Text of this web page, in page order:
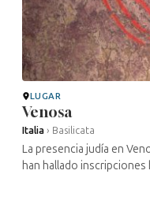
LUGAR
Venosa
Italia › Basilicata
La presencia judía en
han hallado inscripciones